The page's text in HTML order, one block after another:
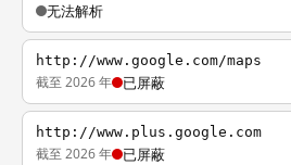
无法解析
http://www.google.com/maps
截至 2026 年 已屏蔽
http://www.plus.google.com
截至 2026 年 已屏蔽